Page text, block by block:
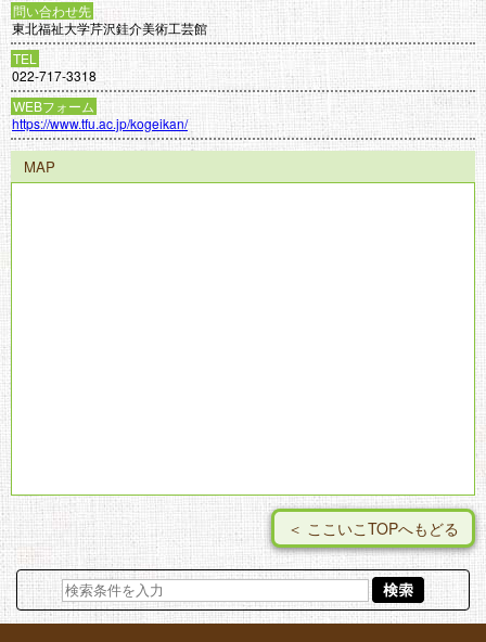
問い合わせ先
東北福祉大学芹沢銈介美術工芸館
TEL
022-717-3318
WEBフォーム
https://www.tfu.ac.jp/kogeikan/
MAP
＜ ここいこTOPへもどる